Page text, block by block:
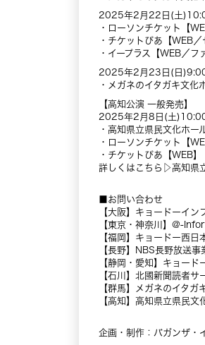
2025年2月22日(土
・ローソンチケット【
・チケットぴあ【WEB
・イープラス【WEB／フ
2025年2月23日(日
・メガネのイタガキ文
【高知公演 一般発売】
2025年2月8日(土
・高知県立県民文化ホー
・ローソンチケット【
・チケットぴあ【WEB
詳しくはこちら▷高知県
■お問い合わせ
【大阪】キョードーイ
【東京・神奈川】@-
【福岡】キョードー西
【長野】NBS長野放送
【静岡・愛知】キョ
【石川】北國新聞読者
【群馬】メガネのイタ
【高知】高知県立県民
企画・制作：バガンザ